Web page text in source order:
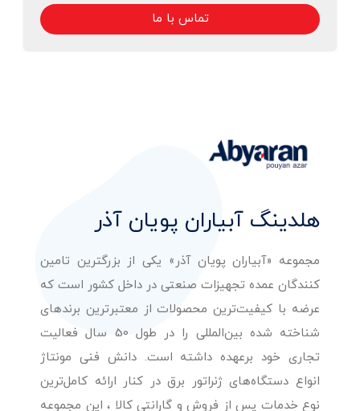
تماس با ما
هلدینگ آبیاران پویان آذر
مجموعه «آبیاران پویان آذر» یکی از بزرگترین تامین
کنندگان عمده تجهیزات صنعتی در داخل کشور است که
عرضه با کیفیت‌ترین محصولات از معتبرترین برندهای
شناخته شده بین‌المللی را در طول 50 سال فعالیت
تجاری خود برعهده داشته است. دانش فنی مونتاژ
انواع دستگاه‌های ژنراتور برق در کنار ارائه کامل‌ترین
نوع خدمات پس از فروش و گارانتی کالا ، این مجموعه